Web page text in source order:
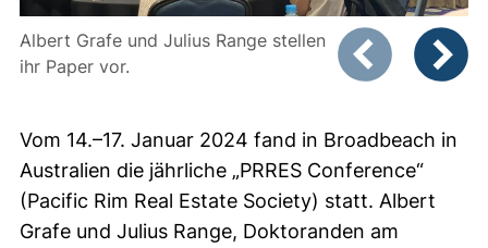
Albert Grafe und Julius Range stellen
ihr Paper vor.
Zeigt Folie 1
Vom 14.–17. Januar 2024 fand in Broadbeach in
Australien die jährliche „PRRES Conference“
(Pacific Rim Real Estate Society) statt. Albert
Grafe und Julius Range, Doktoranden am